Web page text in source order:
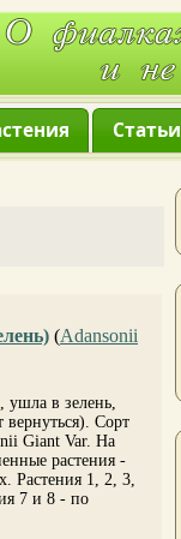
Статьи
(Adansonii
ушла в зелень,
вернуться). Сорт
Giant Var. На
растения -
Растения 1, 2, 3,
7 и 8 - по